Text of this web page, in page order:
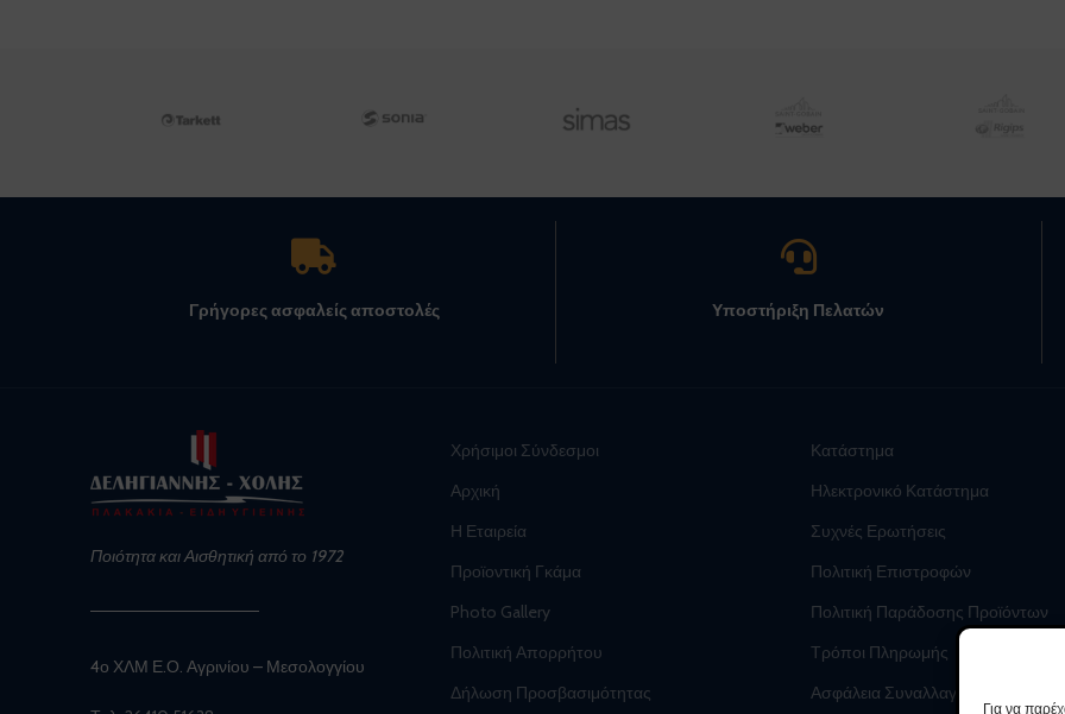
Για να
Γρήγορες ασφαλείς αποστολές Υποστήριξη Πελατών
Ποιότητα και Αισθητική από το 1972
4ο ΧΛΜ Ε.Ο. Αγρινίου – Μεσολογγίου
Χρήσιμοι Σύνδεσμοι
Αρχική
Η Εταιρεία
Προϊοντική Γκάμα
Photo Gallery
Πολιτική Απορρήτου
Δήλωση Προσβασιμότητας
Κατάστημα
Ηλεκτρονικό Κατάστημα
Συχνές Ερωτήσεις
Πολιτική Επιστροφών
Πολιτική Παράδοσης Προϊόντων
Τρόποι Πληρωμής
Ασφάλεια Συναλλαγών